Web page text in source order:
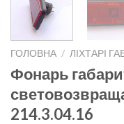
ГОЛОВНА / ЛІХТАРІ
Фонарь
214.3.04.16